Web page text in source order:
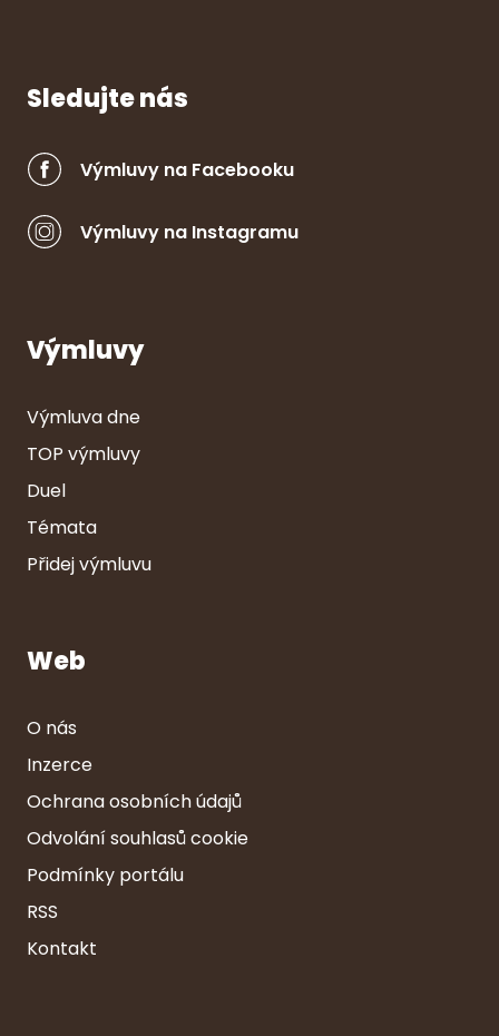
Sledujte nás
Výmluvy na Facebooku
Výmluvy na Instagramu
Výmluvy
Výmluva dne
TOP výmluvy
Duel
Témata
Přidej výmluvu
Web
O nás
Inzerce
Ochrana osobních údajů
Odvolání souhlasů cookie
Podmínky portálu
RSS
Kontakt